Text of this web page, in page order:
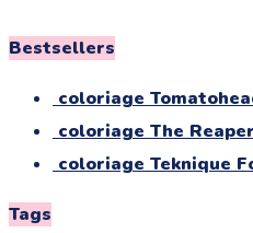
Bestsellers
coloriage
coloriage The
coloriage Teknique
Tags